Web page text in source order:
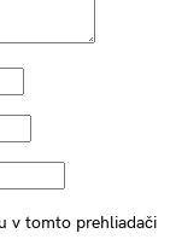
v tomto prehliadači